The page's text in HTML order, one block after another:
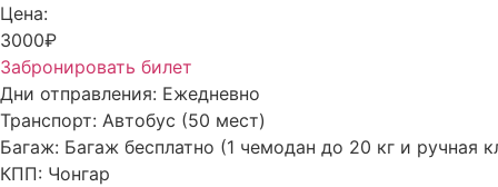
Цена:
3000₽
Забронировать билет
Дни отправления: Ежедневно
Транспорт: Автобус (50 мест)
Багаж: Багаж бесплатно (1 чемодан до 20 кг и ручная
КПП: Чонгар